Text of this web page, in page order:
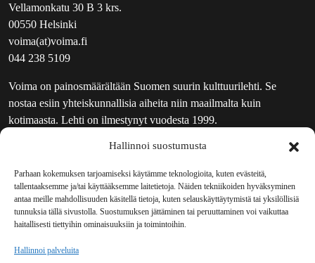
Hallinnoi suostumusta
Parhaan kokemuksen tarjoamiseksi käytämme teknologioita, kuten evästeitä,
tallentaaksemme ja/tai käyttääksemme laitetietoja. Näiden tekniikoiden hyväksyminen
antaa meille mahdollisuuden käsitellä tietoja, kuten selauskäyttäytymistä tai yksilöllisiä
tunnuksia tällä sivustolla. Suostumuksen jättäminen tai peruuttaminen voi vaikuttaa
haitallisesti tiettyihin ominaisuuksiin ja toimintoihin.
Hallinnoi palveluita
Vellamonkatu 30 B 3 krs.
00550 Helsinki
voima(at)voima.fi
044 238 5109
Voima on painosmäärältään Suomen suurin kulttuurilehti. Se
nostaa esiin yhteiskunnallisia aiheita niin maailmalta kuin
kotimaasta. Lehti on ilmestynyt vuodesta 1999.
UUTISKIRJE
MAINOSTAJILLE
VASTAMAINOKSET
JAKELUPAIKAT
REKISTERISELOSTE